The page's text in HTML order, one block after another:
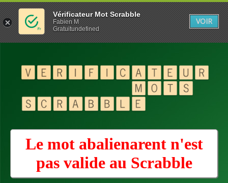
Le mot abalienarent n'est
pas valide au Scrabble
Vérificateur Mot Scrabble
Fabien M
Gratuitundefined
VOIR